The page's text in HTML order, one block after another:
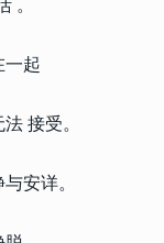
。
一起
接受。
安详。